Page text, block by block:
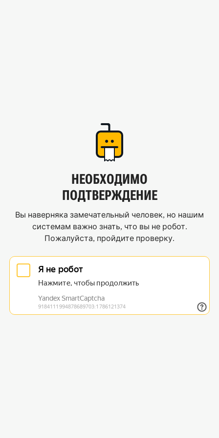
НЕОБХОДИМО
ПОДТВЕРЖДЕНИЕ
Вы наверняка замечательный человек, но нашим
системам важно знать, что вы не робот.
Пожалуйста, пройдите проверку.